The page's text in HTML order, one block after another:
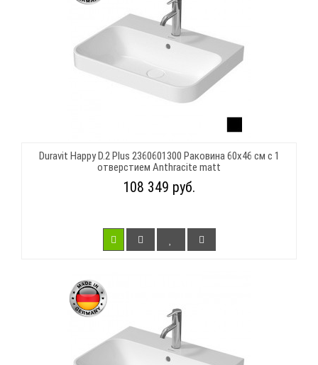
Duravit Happy D.2 Plus 2360601300 Раковина 60х46 см с 1
отверстием Anthracite matt
108 349 руб.